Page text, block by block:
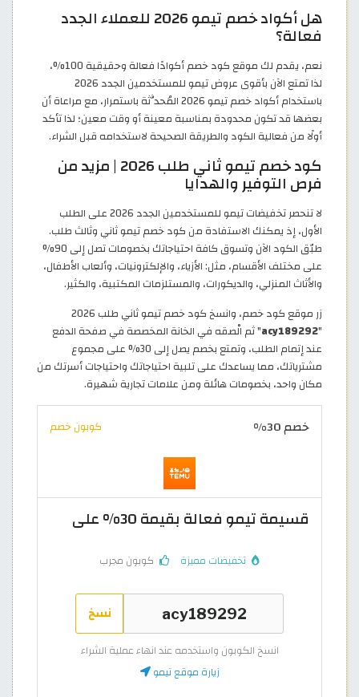
هل أكواد خصم تيمو 2026 للعملاء الجدد
فعالة؟
نعم، يقدم لك موقع كود خصم أكوادًا فعالة وحقيقية 100%،
لذا تمتع الآن بأقوى عروض تيمو للمستخدمين الجدد 2026
باستخدام أكواد خصم تيمو 2026 المُحدَّثة باستمرار، مع مراعاة أن
بعضها قد تكون محدودة بمناسبة معينة أو وقت معين؛ لذا تأكد
أولًا من فعالية الكود والطريقة الصحيحة لاستخدامه قبل الشراء.
كود خصم تيمو ثاني طلب 2026 | مزيد من
فرص التوفير والهدايا
لا تنحصر تخفيضات تيمو للمستخدمين الجدد 2026 على الطلب
الأول، إذ يمكنك الاستفادة من كود خصم تيمو ثاني وثالث طلب.
طبّق الكود الآن وتسوق كافة احتياجاتك بخصومات تصل إلى 90%
على مختلف الأقسام، مثل: الأزياء، والإلكترونيات، وألعاب الأطفال،
والأثاث المنزلي، والديكورات، والمستلزمات المكتبية، والكثير.
زر موقع كود خصم، وانسخ كود خصم تيمو ثاني طلب 2026
"
acy189292" ثم الْصقه في الخانة المخصصة في صفحة الدفع
عند إتمام الطلب، وتمتع بخصم يصل إلى 30% على مجموع
مشترياتك، مما يساعدك على تلبية احتياجاتك واحتياجات أسرتك من
مكان واحد، بخصومات هائلة ومن علامات تجارية شهيرة.
خصم 30% كوبون خصم
قسيمة تيمو فعالة بقيمة 30% على
تخفيضات مميزة كوبون مجرب
نسخ
انسخ الكوبون واستخدمه عند انهاء عملية الشراء
زيارة موقع تيمو